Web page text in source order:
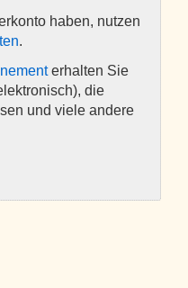
haben, nutzen
.
erhalten Sie
die
und viele andere